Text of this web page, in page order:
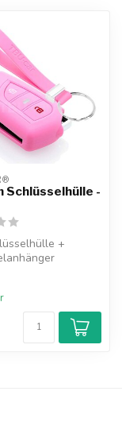
Schlüsselhülle -
+